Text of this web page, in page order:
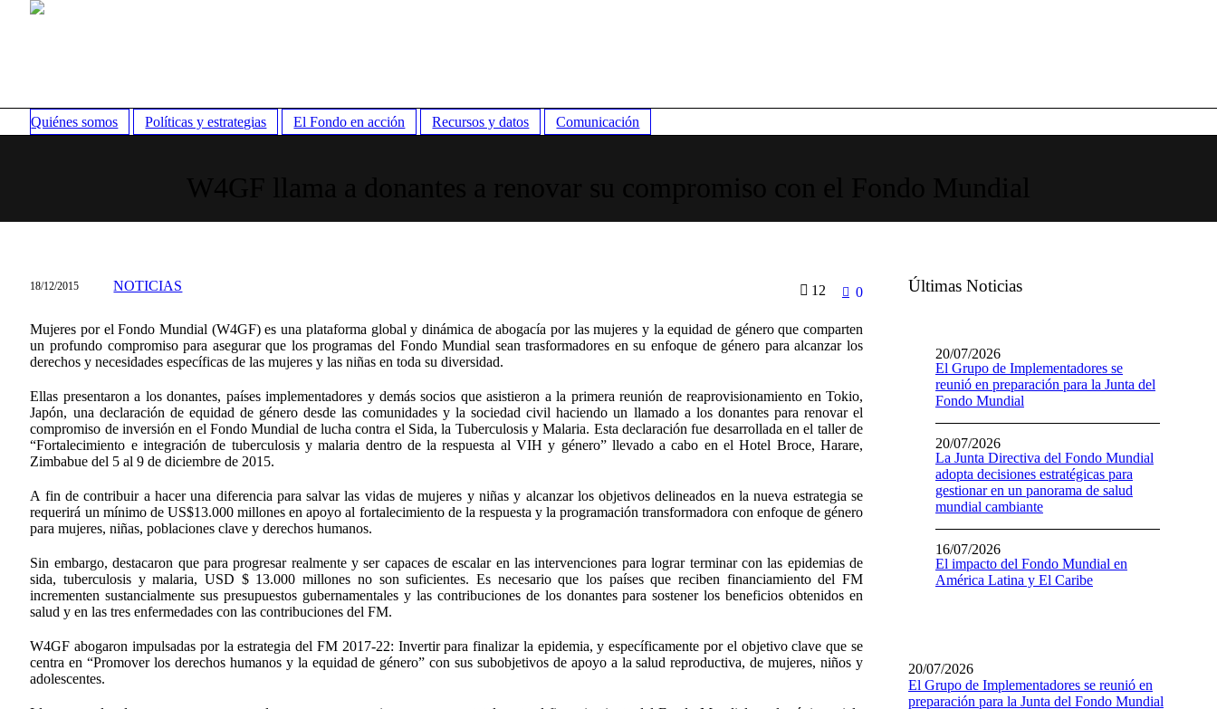
Quiénes somos Políticas y estrategias El Fondo en acción Recursos y datos Comunicación
NOTICIAS 12 0
18/12/2015
Mujeres por el Fondo Mundial (W4GF) es una plataforma global y dinámica de abogacía por las mujeres y la equidad de género que comparten
un profundo compromiso para asegurar que los programas del Fondo Mundial sean trasformadores en su enfoque de género para alcanzar los
derechos y necesidades específicas de las mujeres y las niñas en toda su diversidad.
Ellas presentaron a los donantes, países implementadores y demás socios que asistieron a la primera reunión de reaprovisionamiento en Tokio,
Japón, una declaración de equidad de género desde las comunidades y la sociedad civil haciendo un llamado a los donantes para renovar el
compromiso de inversión en el Fondo Mundial de lucha contra el Sida, la Tuberculosis y Malaria. Esta declaración fue desarrollada en el taller de
“Fortalecimiento e integración de tuberculosis y malaria dentro de la respuesta al VIH y género” llevado a cabo en el Hotel Broce, Harare,
Zimbabue del 5 al 9 de diciembre de 2015.
A fin de contribuir a hacer una diferencia para salvar las vidas de mujeres y niñas y alcanzar los objetivos delineados en la nueva estrategia se
requerirá un mínimo de US$13.000 millones en apoyo al fortalecimiento de la respuesta y la programación transformadora con enfoque de género
para mujeres, niñas, poblaciones clave y derechos humanos.
Sin embargo, destacaron que para progresar realmente y ser capaces de escalar en las intervenciones para lograr terminar con las epidemias de
sida, tuberculosis y malaria, USD $ 13.000 millones no son suficientes. Es necesario que los países que reciben financiamiento del FM
incrementen sustancialmente sus presupuestos gubernamentales y las contribuciones de los donantes para sostener los beneficios obtenidos en
salud y en las tres enfermedades con las contribuciones del FM.
W4GF abogaron impulsadas por la estrategia del FM 2017-22: Invertir para finalizar la epidemia, y específicamente por el objetivo clave que se
centra en “Promover los derechos humanos y la equidad de género” con sus subobjetivos de apoyo a la salud reproductiva, de mujeres, niños y
adolescentes.
Últimas Noticias
El Grupo de Implementadores se
reunió en preparación para la Junta del
Fondo Mundial
20/07/2026
La Junta Directiva del Fondo Mundial
adopta decisiones estratégicas para
gestionar en un panorama de salud
mundial cambiante
20/07/2026
El impacto del Fondo Mundial en
América Latina y El Caribe
16/07/2026
20/07/2026
El Grupo de Implementadores se reunió en
preparación para la Junta del Fondo Mundial